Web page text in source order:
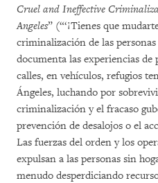
Cruel and Ineffective
Angeles” (“‘¡Tienes que
criminalización de las
documenta las experiencias de
calles, en vehículos, refugios
Ángeles, luchando por
criminalización y el fracaso
prevención de desalojos o el
Las fuerzas del orden y los
expulsan a las personas sin
menudo desperdiciando